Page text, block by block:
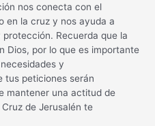
nos conecta con el
en la cruz y nos ayuda a
Recuerda que la
Dios, por lo que es importante
y
tus peticiones serán
mantener una actitud de
de Jerusalén te